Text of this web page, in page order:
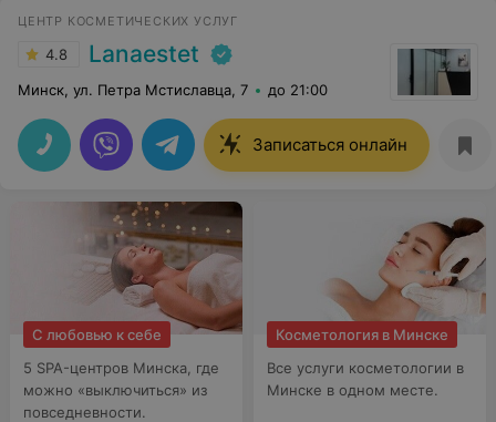
ЦЕНТР КОСМЕТИЧЕСКИХ УСЛУГ
4.8 Lanaestet
Минск, ул. Петра Мстиславца, 7 до 21:00
Записаться онлайн
С любовью к себе
5 SPA-центров Минска, где
можно «выключиться» из
повседневности.
Косметология в Минске
Все услуги косметологии в
Минске в одном месте.